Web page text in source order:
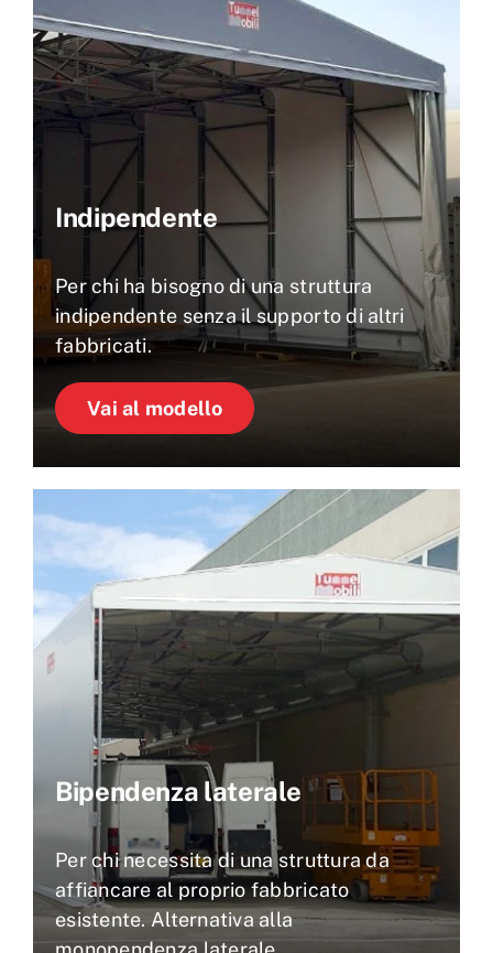
Indipendente
Per chi ha bisogno di una struttura
indipendente senza il supporto di altri
fabbricati.
Vai al modello
Bipendenza laterale
Per chi necessita di una struttura da
affiancare al proprio fabbricato
esistente. Alternativa alla